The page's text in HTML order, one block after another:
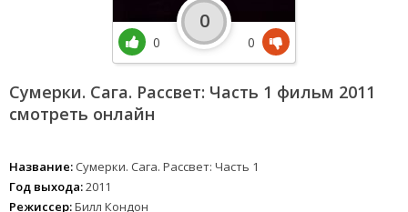
Сумерки. Сага. Рассвет: Часть 1 фильм 2011
смотреть онлайн
Название: Сумерки. Сага. Рассвет: Часть 1
Год выхода:2011
Режиссер:Билл Кондон
0
0
0